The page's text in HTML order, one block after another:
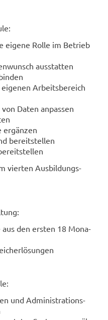
ei­ge­ne Rolle im Be­trieb
aus­stat­ten
Ar­beits­be­reich
Daten an­pas­sen
er­gän­zen
be­reit­stel­len
vier­ten Aus­bil­dungs­
den ers­ten 18 Mo­na­
und Ad­mi­nis­tra­ti­ons­